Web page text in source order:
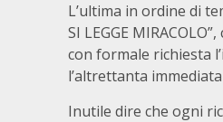
L’ultima in ordine di
SI LEGGE
con formale richiesta
l’altrettanta
Inutile dire che ogni